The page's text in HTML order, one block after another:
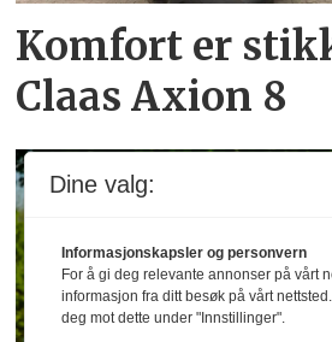
Komfort er
Claas Axion 8
Dine valg:
Informasjonskapsler og personvern
For å gi deg relevante annonser på vårt
informasjon fra ditt besøk på vårt
deg mot dette under "Innstillinger".